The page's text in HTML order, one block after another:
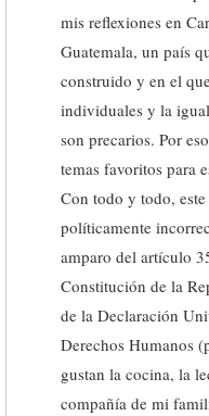
mis reflexiones en
Guatemala, un país
construido y en el
individuales y la
son precarios. Por
temas favoritos para
Con todo y todo,
políticamente
amparo del artículo
Constitución de la
de la Declaración
Derechos Humanos
gustan la cocina, la
compañía de mi